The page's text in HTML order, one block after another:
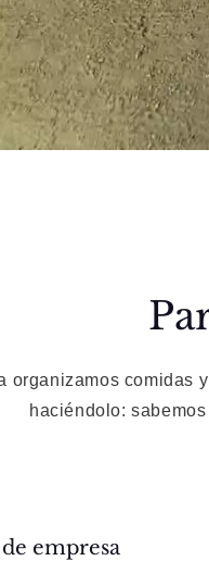
organizamos comidas
haciéndolo:
empresa